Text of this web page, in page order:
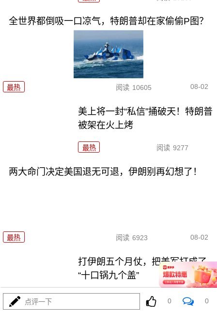
全世界都倒吸一口凉气，特朗普却在家偷偷P图？
最热 阅读 10605 08-02
美上将一封“私信”捅破天！特朗普
被架在火上烤
最热 阅读 9277
两大命门决定美国退无可退，伊朗别再幻想了！
最热 阅读 6923 08-02
打伊朗五个月仗，把美军打成了
“十口锅九个盖”
阅读 5370
点评一下 0 0